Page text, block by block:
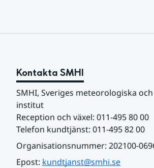
Kontakta SMHI
SMHI, Sveriges meteorologiska
institut
Reception och växel: 011-495 80 00
Telefon kundtjänst: 011-495 82 00
Organisationsnummer: 202100-
Epost: kundtjanst@smhi.se